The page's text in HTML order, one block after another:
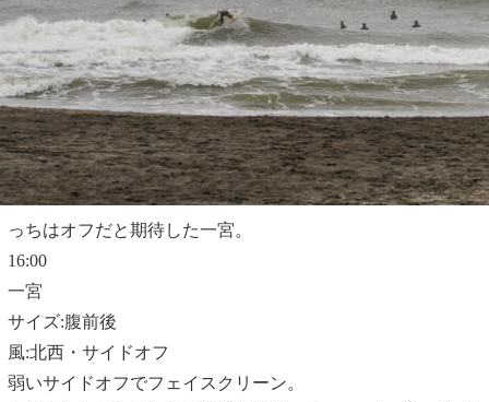
っちはオフだと期待した一宮。
16:00
一宮
サイズ:腹前後
風:北西・サイドオフ
弱いサイドオフでフェイスクリーン。